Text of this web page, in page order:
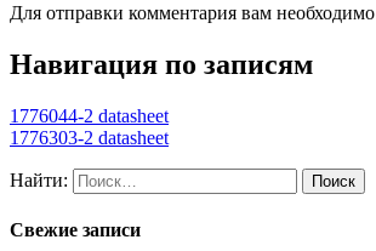
Для отправки комментария вам необходимо
Навигация по записям
1776044-2 datasheet
1776303-2 datasheet
Найти:
Свежие записи